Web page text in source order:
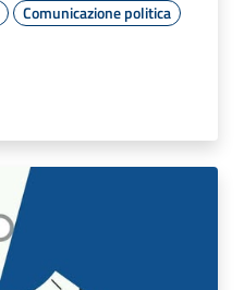
Comunicazione politica